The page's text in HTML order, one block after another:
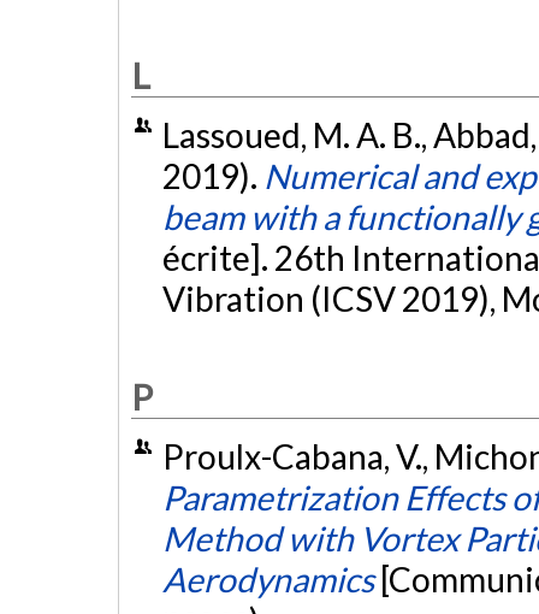
L
Lassoued, M. A. B.,
2019). Numerical and
beam with a functionally
écrite]. 26th
Vibration (ICSV 2019),
P
Proulx-Cabana, V.,
Parametrization Effects
Method with Vortex
Aerodynamics